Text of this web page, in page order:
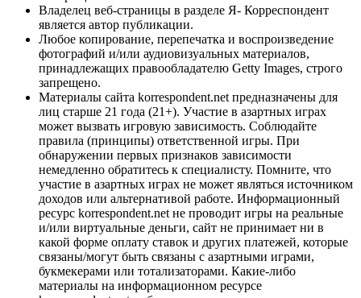
Владелец веб-страницы в разделе Я- Корреспондент
является автор публикации.
Любое копирование, перепечатка и воспроизведение
фотографий и/или аудиовизуальных материалов,
принадлежащих правообладателю Getty Images, строго
запрещено.
Материалы сайта korrespondent.net предназначены для
лиц старше 21 года (21+). Участие в азартных играх
может вызвать игровую зависимость. Соблюдайте
правила (принципы) ответственной игры. При
обнаружении первых признаков зависимости
немедленно обратитесь к специалисту. Помните, что
участие в азартных играх не может являться источником
доходов или альтернативой работе. Информационный
ресурс korrespondent.net не проводит игры на реальные
и/или виртуальные деньги, сайт не принимает ни в
какой форме оплату ставок и других платежей, которые
связаны/могут быть связаны с азартными играми,
букмекерами или тотализаторами. Какие-либо
материалы на информационном ресурсе